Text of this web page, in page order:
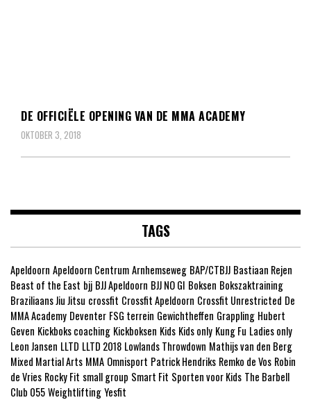
DE OFFICIËLE OPENING VAN DE MMA ACADEMY
OKTOBER 3, 2018
TAGS
Apeldoorn Apeldoorn CentrumArnhemseweg BAP/CTBJJ Bastiaan Rejen
Beast of the East bjj BJJ Apeldoorn BJJ NO GI Boksen Bokszaktraining
Braziliaans Jiu Jitsu crossfit Crossfit Apeldoorn Crossfit Unrestricted De
MMA Academy Deventer FSG terrein Gewichtheffen Grappling Hubert
Geven Kickboks coaching Kickboksen Kids Kids only Kung Fu Ladies only
Leon Jansen LLTD LLTD 2018 Lowlands Throwdown Mathijs van den Berg
Mixed Martial Arts MMA Omnisport Patrick Hendriks Remko de Vos Robin
de Vries Rocky Fit small group Smart Fit Sporten voor Kids The Barbell
Club 055WeightliftingYesfit